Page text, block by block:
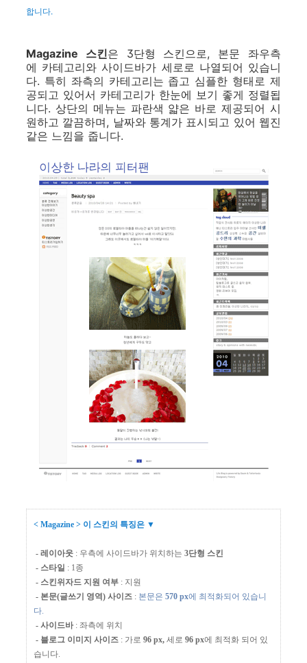
합니다.
Magazine 스킨은 3단형 스킨으로, 본문 좌우측
에 카테고리와 사이드바가 세로로 나열되어 있습니
다. 특히 좌측의 카테고리는 좁고 심플한 형태로 제
공되고 있어서 카테고리가 한눈에 보기 좋게 정렬됩
니다. 상단의 메뉴는 파란색 얇은 바로 제공되어 시
원하고 깔끔하며, 날짜와 통계가 표시되고 있어 웹진
같은 느낌을 줍니다.
< Magazine > 이 스킨의 특징은 ▼
- 레이아웃 : 우측에 사이드바가 위치하는 3단형 스킨
- 스타일 : 1종
- 스킨위자드 지원 여부 : 지원
- 본문(글쓰기 영역) 사이즈 : 본문은 570 px에 최적화되어 있습니
다.
- 사이드바: 좌측에 위치
- 블로그 이미지 사이즈 : 가로 96 px, 세로 96 px에 최적화 되어 있
습니다.